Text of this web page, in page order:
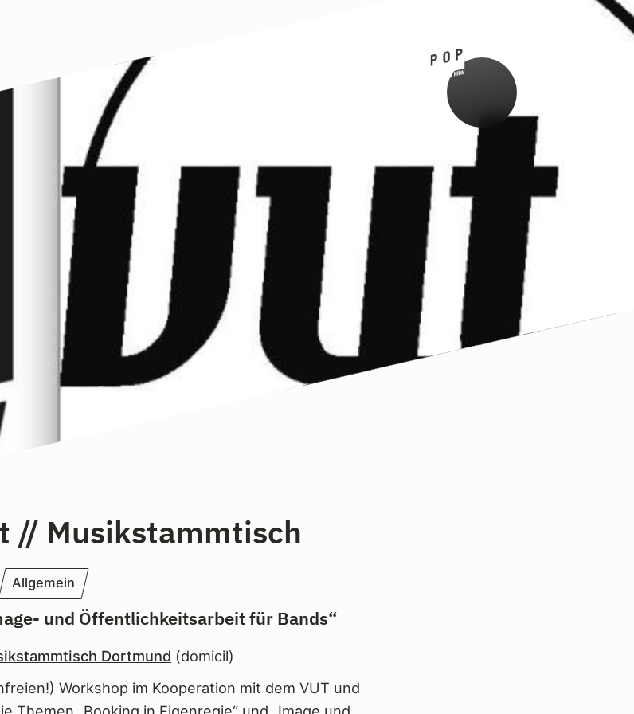
// Musikstammtisch
Allgemein
und Öffentlichkeitsarbeit für Bands“
Dortmund (domicil)
Workshop im Kooperation mit dem VUT und